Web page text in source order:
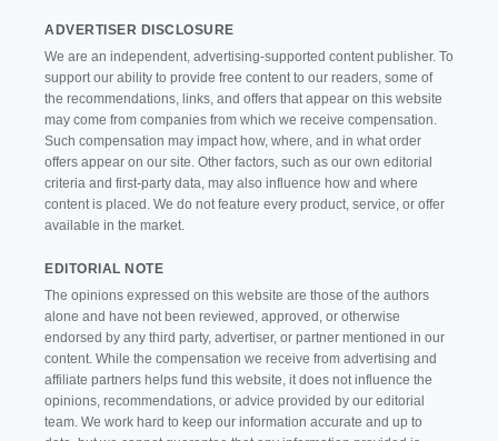
ADVERTISER DISCLOSURE
We are an independent, advertising-supported content publisher. To
support our ability to provide free content to our readers, some of
the recommendations, links, and offers that appear on this website
may come from companies from which we receive compensation.
Such compensation may impact how, where, and in what order
offers appear on our site. Other factors, such as our own editorial
criteria and first-party data, may also influence how and where
content is placed. We do not feature every product, service, or offer
available in the market.
EDITORIAL NOTE
The opinions expressed on this website are those of the authors
alone and have not been reviewed, approved, or otherwise
endorsed by any third party, advertiser, or partner mentioned in our
content. While the compensation we receive from advertising and
affiliate partners helps fund this website, it does not influence the
opinions, recommendations, or advice provided by our editorial
team. We work hard to keep our information accurate and up to